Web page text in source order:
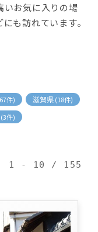
いお気に入りの場
も訪れています。
件) 滋賀県(18件)
(3件)
1 - 10 / 155